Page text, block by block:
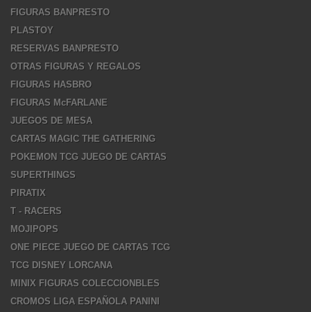
FIGURAS BANPRESTO
PLASTOY
RESERVAS BANPRESTO
OTRAS FIGURAS Y REGALOS
FIGURAS HASBRO
FIGURAS McFARLANE
JUEGOS DE MESA
CARTAS MAGIC THE GATHERING
POKEMON TCG JUEGO DE CARTAS
SUPERTHINGS
PIRATIX
T - RACERS
MOJIPOPS
ONE PIECE JUEGO DE CARTAS TCG
TCG DISNEY LORCANA
MINIX FIGURAS COLECCIONBLES
CROMOS LIGA ESPAÑOLA PANINI